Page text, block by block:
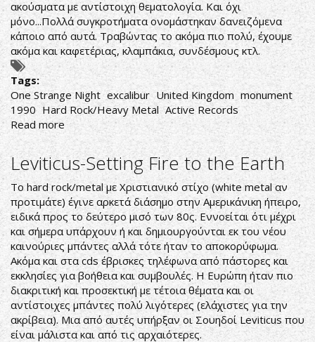
ακούσματα με αντίστοιχη θεματολογία. Και όχι
μόνο...Πολλά συγκροτήματα ονομάστηκαν δανειζόμενα
κάποιο από αυτά. Τραβώντας το ακόμα πιο πολύ, έχουμε
ακόμα και καφετέριας, κλαμπάκια, συνδέσμους κτλ.
Tags:
One Strange Night excalibur United Kingdom monument
1990 Hard Rock/Heavy Metal Active Records
Read more about
Excalibur-
One
Strange
Night
Leviticus-Setting Fire to the Earth
To hard rock/metal με Χριστιανικό στίχο (white metal αν
προτιμάτε) έγινε αρκετά διάσημο στην Αμερικάνικη ήπειρο,
ειδικά προς το δεύτερο μισό των 80ς. Εννοείται ότι μέχρι
και σήμερα υπάρχουν ή και δημιουργούνται εκ του νέου
καινούριες μπάντες αλλά τότε ήταν το αποκορύφωμα.
Ακόμα και στα cds έβρισκες τηλέφωνα από πάστορες και
εκκλησίες για βοήθεια και συμβουλές. Η Ευρώπη ήταν πιο
διακριτική και προσεκτική με τέτοια θέματα και οι
αντίστοιχες μπάντες πολύ λιγότερες (ελάχιστες για την
ακρίβεια). Μια από αυτές υπήρξαν οι Σουηδοί Leviticus που
είναι μάλιστα και από τις αρχαιότερες.